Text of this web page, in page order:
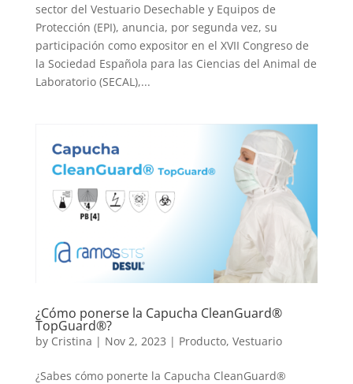
sector del Vestuario Desechable y Equipos de
Protección (EPI), anuncia, por segunda vez, su
participación como expositor en el XVII Congreso de
la Sociedad Española para las Ciencias del Animal de
Laboratorio (SECAL),...
¿Cómo ponerse la Capucha CleanGuard®
TopGuard®?
by Cristina | Nov 2, 2023 | Producto, Vestuario
¿Sabes cómo ponerte la Capucha CleanGuard®